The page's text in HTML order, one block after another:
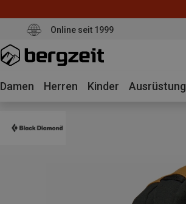
Online seit 1999
Damen Herren Kinder Ausrüstung